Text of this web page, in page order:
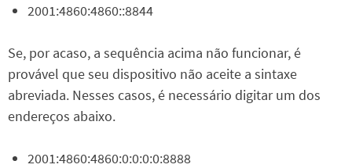
2001:4860:4860::8844
Se, por acaso, a sequência acima não funcionar, é
provável que seu dispositivo não aceite a sintaxe
abreviada. Nesses casos, é necessário digitar um dos
endereços abaixo.
2001:4860:4860:0:0:0:0:8888